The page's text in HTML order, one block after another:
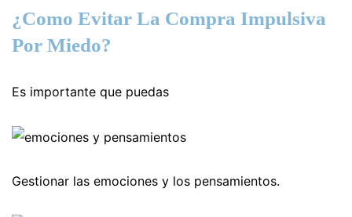
¿Como Evitar La Compra Impulsiva
Por Miedo?
Es importante que puedas
Gestionar las emociones y los pensamientos.